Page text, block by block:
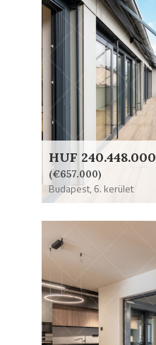
HUF 240.448.000
(€657.000)
Budapest, 6. kerület